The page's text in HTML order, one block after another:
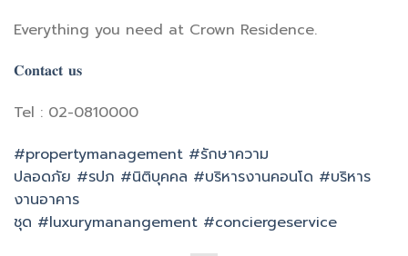
Everything you need at Crown Residence.
𝐂𝐨𝐧𝐭𝐚𝐜𝐭 𝐮𝐬
Tel : 02-0810000
#propertymanagement #รักษาความ
ปลอดภัย #รปภ #นิติบุคคล #บริหารงานคอนโด #บริหาร
งานอาคาร
ชุด #luxurymanangement #conciergeservice